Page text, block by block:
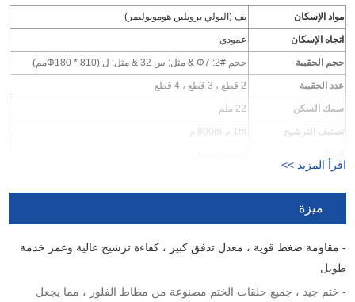
مواد الإسكان بف (البولي بروبلين هوموبوليمر)
اتجاه الإسكان عمودي
حجم الحقيبة حجم #2: Φ7 & مثل; س 32 & مثل; ل (Φ180 * 810مم)
عدد الحقيبة 2 قطع ، 3 قطع ، 4 قطع
سمك السكن 22 ملم
تصنيف الترشيح 1m م-800m م
نوع الختم سوينغ الترباس كاب مع / بدون ذراع الروك
ختم المواد فيتون
اقرأ المزيد >>
ميزة
- مقاومة ضغط قوية ، معدل تدفق كبير ، كفاءة ترشيح عالية وعمر خدمة
طويل
- ختم جيد ، جميع حلقات الختم مصنوعة من مطاط الفلور ، مما يجعل